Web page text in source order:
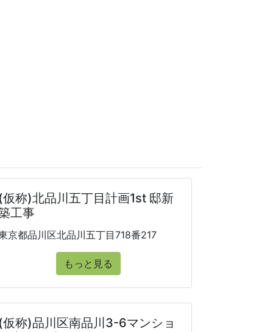
称)北品川五丁目計画1st 邸新
工事
京都品川区北品川五丁目718番217
もっと見る
称)品川区南品川3-6マンショ